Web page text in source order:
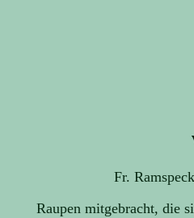
Fr.
Raupen mitgebracht, die